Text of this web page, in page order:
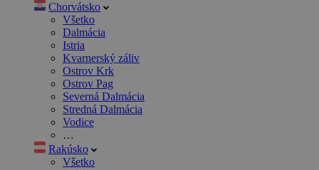
Chorvátsko
Všetko
Dalmácia
Istria
Kvarnerský záliv
Ostrov Krk
Ostrov Pag
Severná Dalmácia
Stredná Dalmácia
Vodice
…
Rakúsko
Všetko